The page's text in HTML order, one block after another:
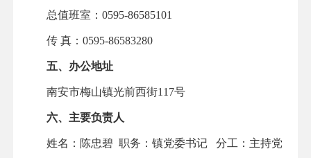
总值班室：0595-86585101
传 真：0595-86583280
五、办公地址
南安市梅山镇光前西街117号
六、主要负责人
姓名：陈忠碧 职务：镇党委书记 分工：主持党